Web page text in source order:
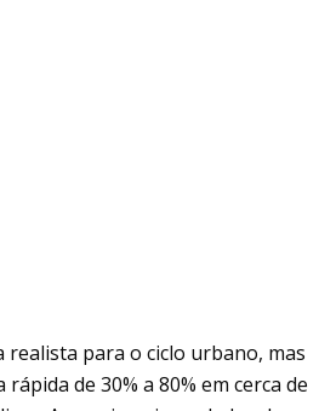
para o ciclo urbano, mas
de 30% a 80% em cerca de